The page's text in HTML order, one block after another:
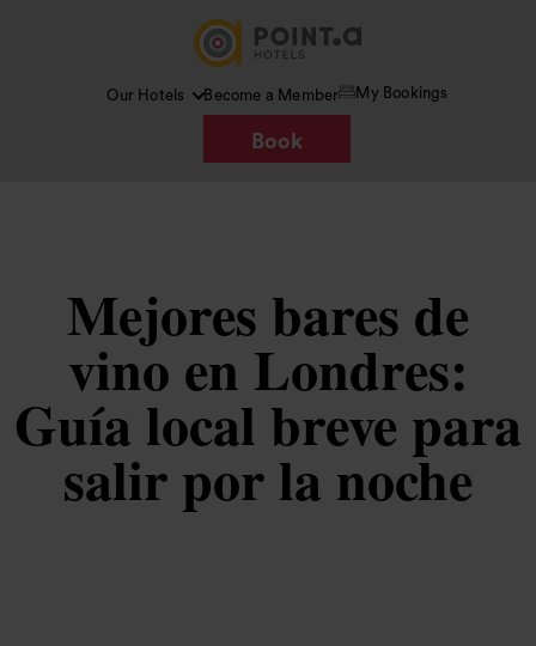
Our Hotels Become a Member My Bookings
Book
Mejores bares de
vino en Londres:
Guía local breve para
salir por la noche